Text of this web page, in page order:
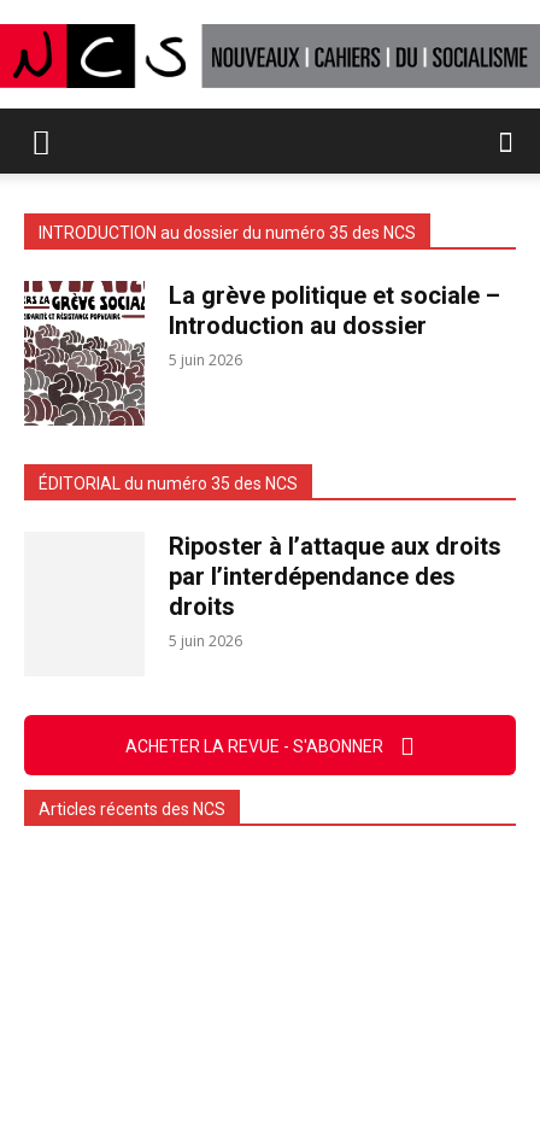
Cahiers
socialisme
INTRODUCTION au dossier du numéro 35 des NCS
La grève politique et sociale –
Introduction au dossier
5 juin 2026
ÉDITORIAL du numéro 35 des NCS
Riposter à l’attaque aux droits
par l’interdépendance des
droits
5 juin 2026
ACHETER LA REVUE - S'ABONNER
Articles récents des NCS